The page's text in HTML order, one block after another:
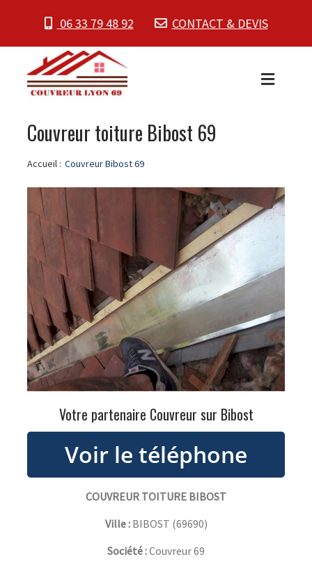
06 33 79 48 92 CONTACT & DEVIS
Couvreur toiture Bibost 69
Accueil : Couvreur Bibost 69
Votre partenaire Couvreur sur Bibost
COUVREUR TOITURE BIBOST
Ville : BIBOST (69690)
Société :Couvreur 69